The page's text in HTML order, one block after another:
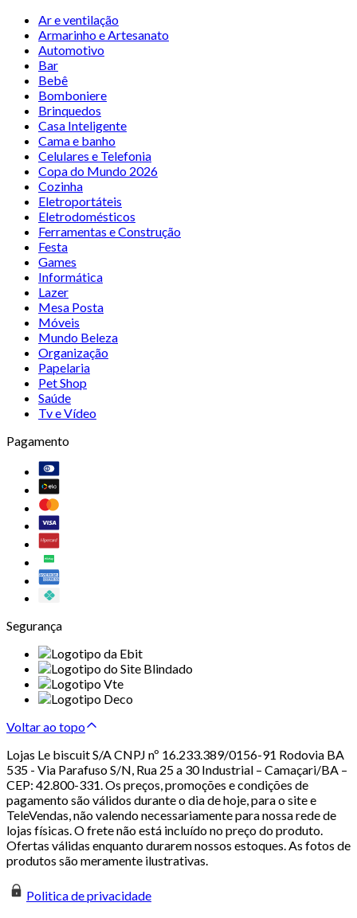
Ar e ventilação
Armarinho e Artesanato
Automotivo
Bar
Bebê
Bomboniere
Brinquedos
Casa Inteligente
Cama e banho
Celulares e Telefonia
Copa do Mundo 2026
Cozinha
Eletroportáteis
Eletrodomésticos
Ferramentas e Construção
Festa
Games
Informática
Lazer
Mesa Posta
Móveis
Mundo Beleza
Organização
Papelaria
Pet Shop
Saúde
Tv e Vídeo
Pagamento
Segurança
Voltar ao topo
Lojas Le biscuit S/A CNPJ nº 16.233.389/0156-91 Rodovia BA
535 - Via Parafuso S/N, Rua 25 a 30 Industrial – Camaçari/BA –
CEP: 42.800-331. Os preços, promoções e condições de
pagamento são válidos durante o dia de hoje, para o site e
TeleVendas, não valendo necessariamente para nossa rede de
lojas físicas. O frete não está incluído no preço do produto.
Ofertas válidas enquanto durarem nossos estoques. As fotos de
produtos são meramente ilustrativas.
Politica de privacidade